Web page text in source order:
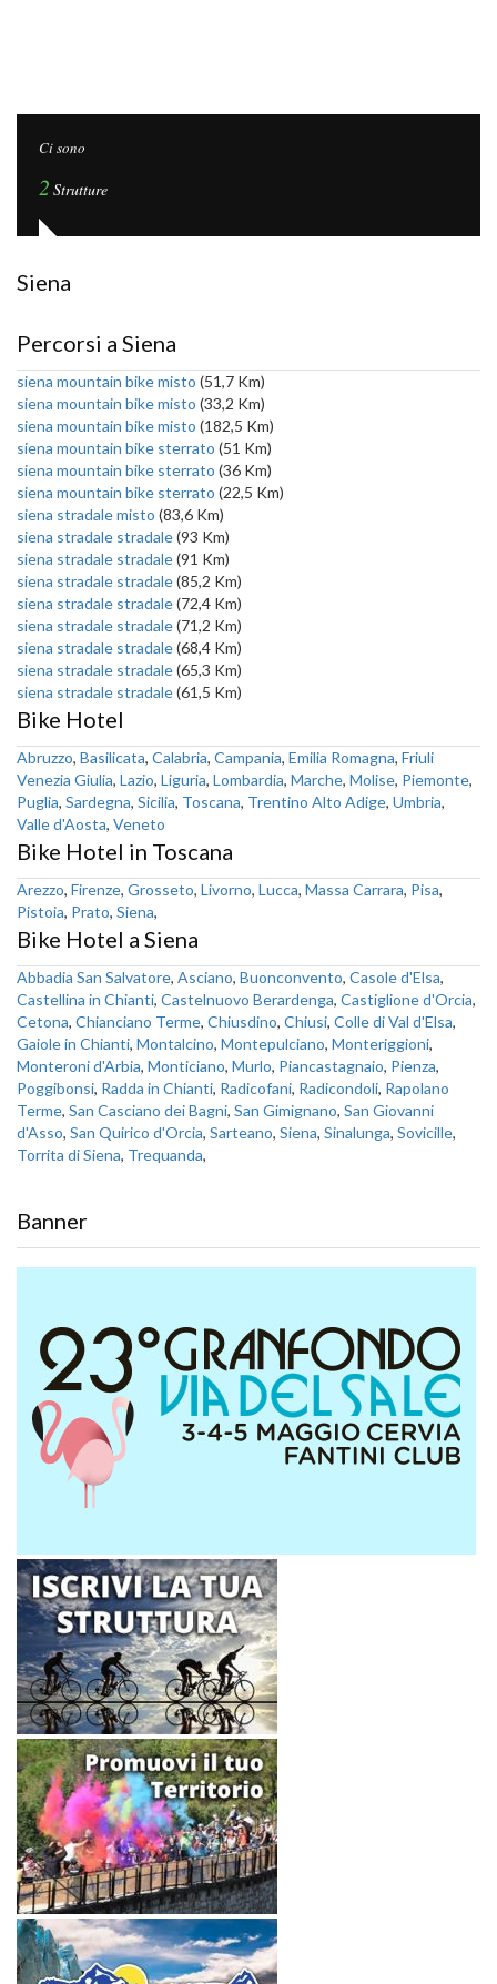
Ci sono
2 Strutture
Siena
Percorsi a Siena
siena mountain bike misto (51,7 Km)
siena mountain bike misto (33,2 Km)
siena mountain bike misto (182,5 Km)
siena mountain bike sterrato (51 Km)
siena mountain bike sterrato (36 Km)
siena mountain bike sterrato (22,5 Km)
siena stradale misto (83,6 Km)
siena stradale stradale(93 Km)
siena stradale stradale(91 Km)
siena stradale stradale(85,2 Km)
siena stradale stradale(72,4 Km)
siena stradale stradale(71,2 Km)
siena stradale stradale(68,4 Km)
siena stradale stradale(65,3 Km)
siena stradale stradale(61,5 Km)
Bike Hotel
Abruzzo, Basilicata, Calabria, Campania, Emilia Romagna, Friuli
Venezia Giulia, Lazio, Liguria, Lombardia, Marche, Molise, Piemonte,
Puglia, Sardegna, Sicilia, Toscana, Trentino Alto Adige, Umbria,
Valle d'Aosta, Veneto
Bike Hotel in Toscana
Arezzo, Firenze, Grosseto, Livorno, Lucca, Massa Carrara, Pisa,
Pistoia, Prato, Siena,
Bike Hotel a Siena
Abbadia San Salvatore, Asciano, Buonconvento, Casole d'Elsa,
Castellina in Chianti, Castelnuovo Berardenga, Castiglione d'Orcia,
Cetona, Chianciano Terme, Chiusdino, Chiusi, Colle di Val d'Elsa,
Gaiole in Chianti, Montalcino, Montepulciano, Monteriggioni,
Monteroni d'Arbia, Monticiano, Murlo, Piancastagnaio, Pienza,
Poggibonsi, Radda in Chianti, Radicofani, Radicondoli, Rapolano
Terme, San Casciano dei Bagni, San Gimignano, San Giovanni
d'Asso, San Quirico d'Orcia, Sarteano, Siena, Sinalunga, Sovicille,
Torrita di Siena, Trequanda,
Banner